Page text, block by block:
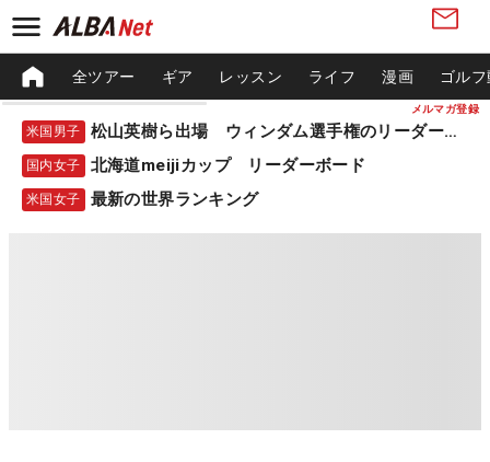
メルマガ登録
全ツアー ギア レッスン ライフ 漫画 ゴル
米国男子 松山英樹ら出場 ウィンダム選手権のリーダーボード
国内女子 北海道meijiカップ リーダーボード
米国女子 最新の世界ランキング